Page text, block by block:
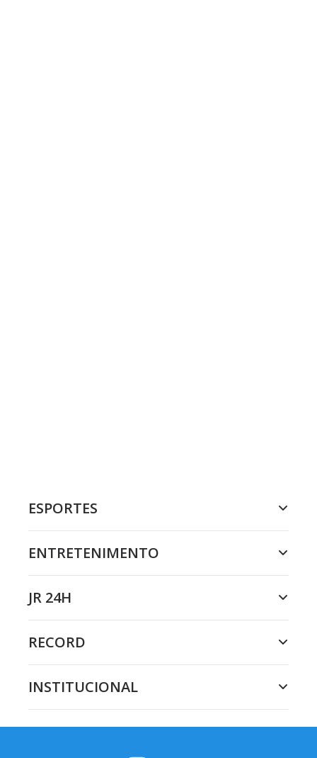
ESPORTES
ENTRETENIMENTO
JR 24H
RECORD
INSTITUCIONAL